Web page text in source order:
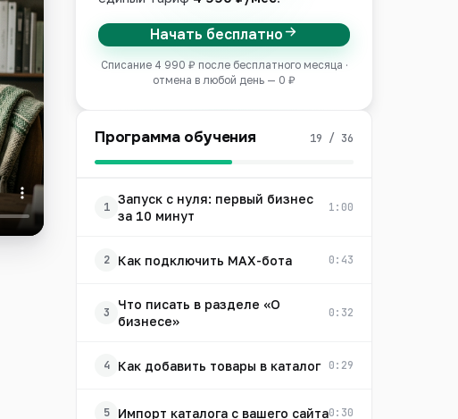
Начать бесплатно
Списание 4 990 ₽ после бесплатного месяца ·
отмена в любой день — 0 ₽
Программа обучения 19 / 36
1
Запуск с нуля: первый бизнес
за 10 минут
1:00
2 Как подключить MAX-бота 0:43
3
Что писать в разделе «О
бизнесе»
0:32
4 Как добавить товары в каталог 0:29
5 Импорт каталога с вашего сайта0:30